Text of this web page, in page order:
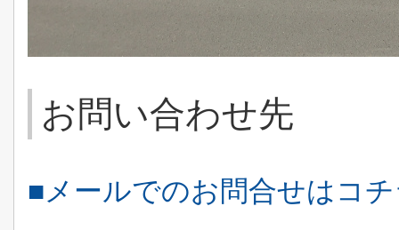
お問い合わせ先
■メールでのお問合せはコ